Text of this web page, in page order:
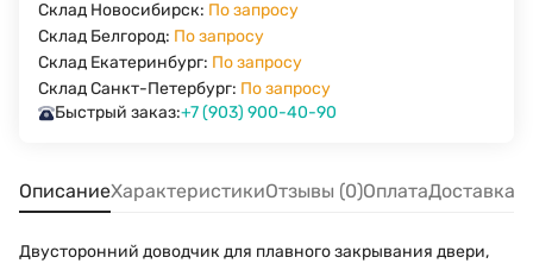
Склад Новосибирск: По запросу
Склад Белгород: По запросу
Склад Екатеринбург: По запросу
Склад Санкт-Петербург: По запросу
Быстрый заказ:+7 (903) 900-40-90
ОписаниеХарактеристикиОтзывы (0)ОплатаДоставка
Двусторонний доводчик для плавного закрывания двери,